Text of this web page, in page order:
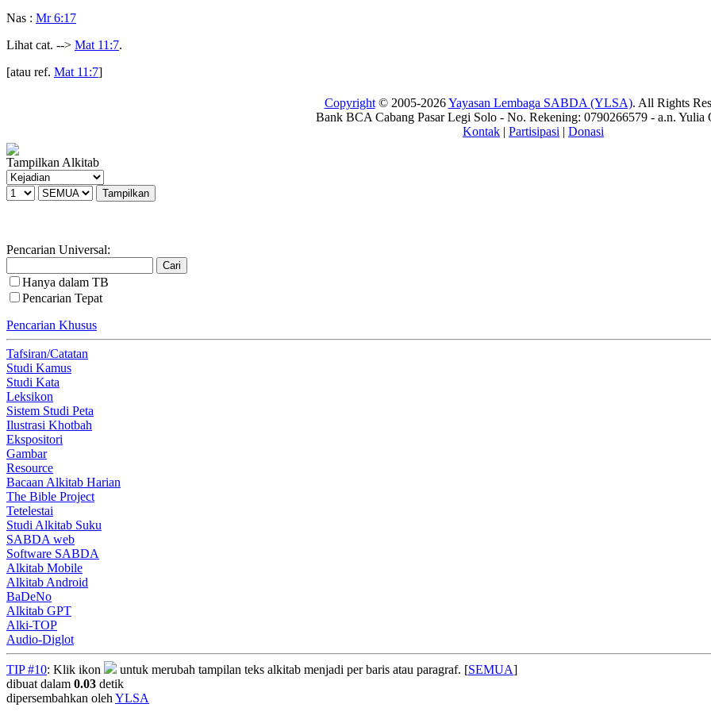
Nas : Mr 6:17
Lihat cat. --> Mat 11:7.
[atau ref. Mat 11:7]
Copyright© 2005-2026Yayasan Lembaga SABDA (YLSA). All Rights
Bank BCA Cabang Pasar Legi Solo - No. Rekening: 0790266579 - a.n. Yulia
Kontak | Partisipasi | Donasi
Tampilkan Alkitab
Pencarian Universal:
Hanya dalam TB
Pencarian Tepat
Pencarian Khusus
Tafsiran/Catatan
Studi Kamus
Studi Kata
Leksikon
Sistem Studi Peta
Ilustrasi Khotbah
Ekspositori
Gambar
Resource
Bacaan Alkitab Harian
The Bible Project
Tetelestai
Studi Alkitab Suku
SABDA web
Software SABDA
Alkitab Mobile
Alkitab Android
BaDeNo
Alkitab GPT
Alki-TOP
Audio-Diglot
TIP #10: Klik ikon untuk merubah tampilan teks alkitab menjadi per baris atau paragraf. [SEMUA]
dibuat dalam 0.03 detik
dipersembahkan oleh YLSA